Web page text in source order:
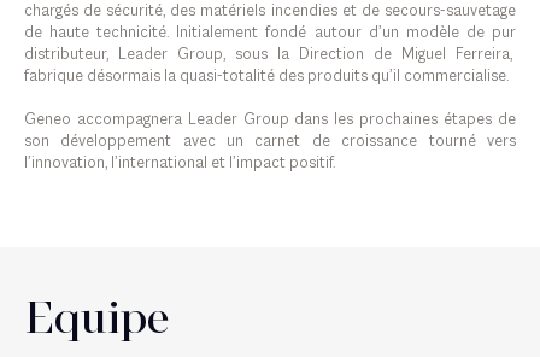
chargés de sécurité, des matériels incendies et de secours-sauvetage
de haute technicité. Initialement fondé autour d’un modèle de pur
distributeur, Leader Group, sous la Direction de Miguel Ferreira,
fabrique désormais la quasi-totalité des produits qu’il commercialise.
Geneo accompagnera Leader Group dans les prochaines étapes de
son développement avec un carnet de croissance tourné vers
l’innovation, l’international et l’impact positif.
Equipe